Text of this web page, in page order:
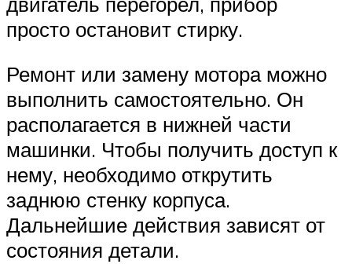
просто остановит стирку.
Ремонт или замену мотора можно
выполнить самостоятельно. Он
располагается в нижней части
машинки. Чтобы получить доступ к
нему, необходимо открутить
заднюю стенку корпуса.
Дальнейшие действия зависят от
состояния детали.